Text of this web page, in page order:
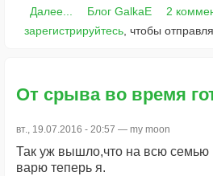
Далее... Блог GalkaE 2
зарегистрируйтесь, чтобы
От срыва во время
вт., 19.07.2016 - 20:57 — my moon
Так уж вышло,что на всю семью
варю теперь я.